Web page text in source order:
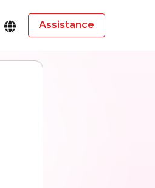
Assistance